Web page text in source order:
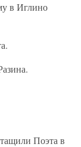
в Иглино
Поэта в